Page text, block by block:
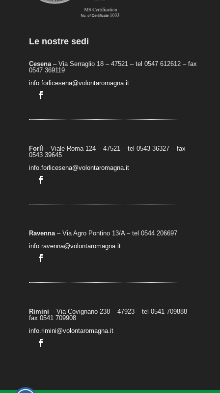
Le nostre sedi
Cesena– Via Serraglio 18 – 47521 – tel 0547 612612 – fax
0547 369119
info.forlicesena@volontaromagna.it
Forlì – Viale Roma 124 – 47521 – tel 0543 36327 – fax
0543 39645
info.forlicesena@volontaromagna.it
Ravenna– Via Agro Pontino 13/A– tel 0544 206697
info.ravenna@volontaromagna.it
Rimini – Via Covignano 238 – 47923 – tel 0541 709888 –
fax 0541 709908
info.rimini@volontaromagna.it